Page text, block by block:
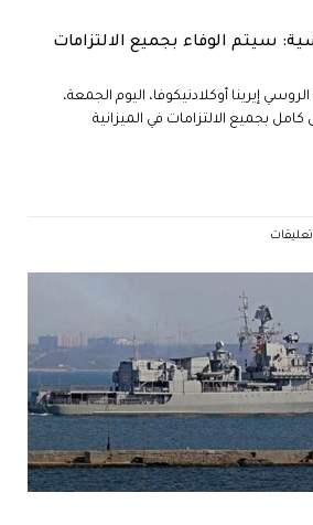
سيتم الوفاء بجميع الالتزامات
الروسي إيرينا أوكلادنيكوفا، اليوم الجمعة،
بجميع الالتزامات في الميزانية